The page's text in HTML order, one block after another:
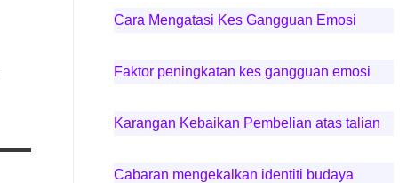
Cara Mengatasi Kes Gangguan Emosi
Faktor peningkatan kes gangguan emosi
Karangan Kebaikan Pembelian atas talian
Cabaran mengekalkan identiti budaya